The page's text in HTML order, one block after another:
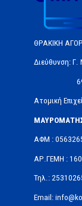
ΘΡΑΚΙΚΗ
Διεύθυνση: Γ.
69100
Ατομική
ΑΦΜ :
ΑΡ.ΓΕΜΗ :
Τηλ.:
Email: